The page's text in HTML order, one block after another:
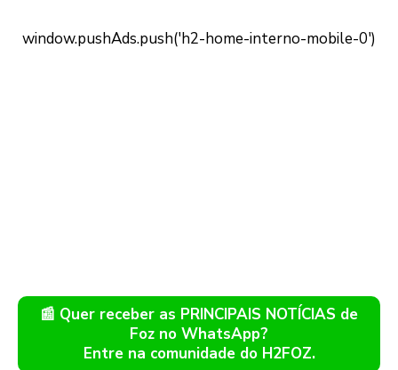
📰 Quer receber as PRINCIPAIS NOTÍCIAS de
Foz no WhatsApp?
Entre na comunidade do H2FOZ.